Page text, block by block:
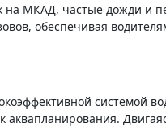
МКАД, частые дожди и
обеспечивая
системой
аквапланирования.